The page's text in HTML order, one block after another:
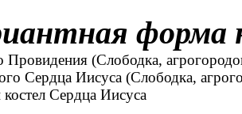
форма
(Слободка,
Сердца Иисуса (Слободка,
Сердца Иисуса